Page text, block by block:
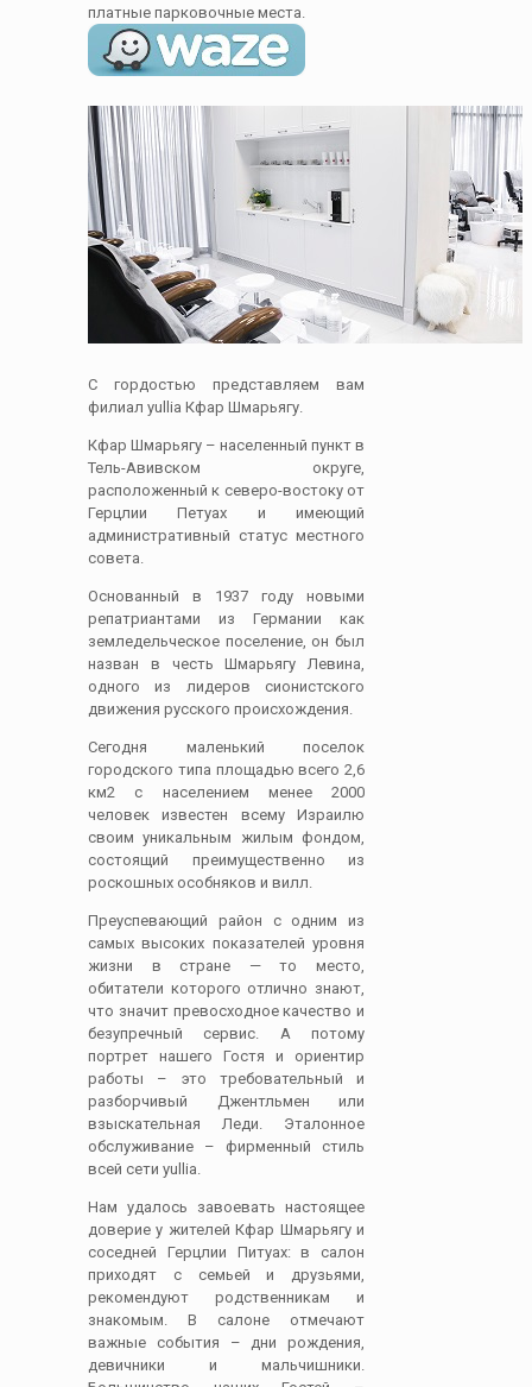
платные парковочные места.
С гордостью представляем вам
филиал yullia Кфар Шмарьягу.
Кфар Шмарьягу – населенный пункт в
Тель-Авивском округе,
расположенный к северо-востоку от
Герцлии Петуах и имеющий
административный статус местного
совета.
Основанный в 1937 году новыми
репатриантами из Германии как
земледельческое поселение, он был
назван в честь Шмарьягу Левина,
одного из лидеров сионистского
движения русского происхождения.
Сегодня маленький поселок
городского типа площадью всего 2,6
км2 с населением менее 2000
человек известен всему Израилю
своим уникальным жилым фондом,
состоящий преимущественно из
роскошных особняков и вилл.
Преуспевающий район с одним из
самых высоких показателей уровня
жизни в стране — то место,
обитатели которого отлично знают,
что значит превосходное качество и
безупречный сервис. А потому
портрет нашего Гостя и ориентир
работы – это требовательный и
разборчивый Джентльмен или
взыскательная Леди. Эталонное
обслуживание – фирменный стиль
всей сети yullia.
Нам удалось завоевать настоящее
доверие у жителей Кфар Шмарьягу и
соседней Герцлии Питуах: в салон
приходят с семьей и друзьями,
рекомендуют родственникам и
знакомым. В салоне отмечают
важные события – дни рождения,
девичники и мальчишники.